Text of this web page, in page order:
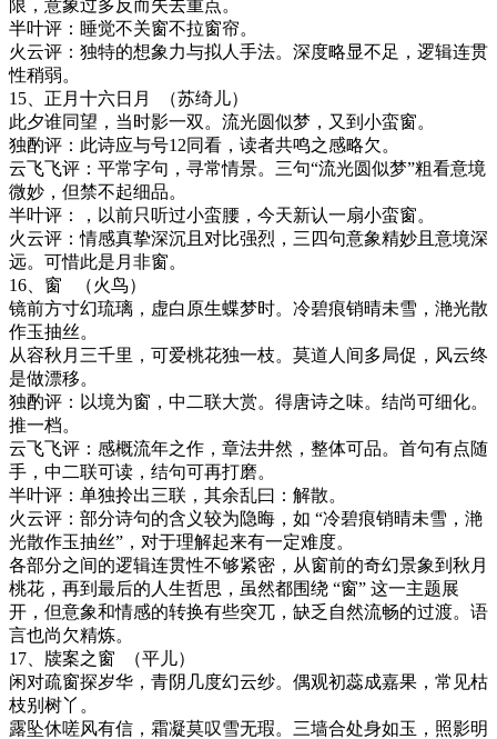
限，意象过多反而失去重点。
半叶评：睡觉不关窗不拉窗帘。
火云评：独特的想象力与拟人手法。深度略显不足，逻辑连贯
性稍弱。
15 、正月十六日月
（苏绮儿）
此夕谁同望，当时影一双。流光圆似梦，又到小蛮窗。
独酌评：此诗应与号12同看，读者共鸣之感略欠。
云飞飞评： 平常字句，寻常情景。三句“流光圆似梦”粗看意境
微妙，但禁不起细品。
半叶评：，以前只听过小蛮腰，今天新认一扇小蛮窗。
火云评：情感真挚深沉且对比强烈，三四句意象精妙且意境深
远。可惜此是月非窗。
16 、窗 （火鸟）
镜前方寸幻琉璃，虚白原生蝶梦时。冷碧痕销晴未雪，滟光散
作玉抽丝。
从容秋月三千里，可爱桃花独一枝。莫道人间多局促，风云终
是做漂移。
独酌评：以境为窗，中二联大赏。得唐诗之味。结尚可细化。
推一档。
云飞飞评：感概流年之作，章法井然，整体可品。首句有点随
手，中二联可读，结句可再打磨。
半叶评：单独拎出三联，其余乱曰：解散。
火云评： 部分诗句的含义较为隐晦，如 “冷碧痕销晴未雪，滟
光散作玉抽丝”，对于理解起来有一定难度。
各部分之间的逻辑连贯性不够紧密，从窗前的奇幻景象到秋月
桃花，再到最后的人生哲思，虽然都围绕 “窗” 这一主题展
开，但意象和情感的转换有些突兀，缺乏自然流畅的过渡。语
言也尚欠精炼。
17 、牍案之窗
（平儿）
闲对疏窗探岁华，青阴几度幻云纱。偶观初蕊成嘉果，常见枯
枝别树丫。
露坠休嗟风有信，霜凝莫叹雪无瑕。三墙合处身如玉，照影明